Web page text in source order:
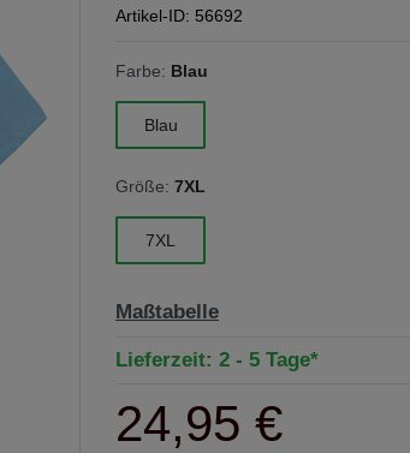
Artikel-ID: 56692
Farbe: Blau
Blau
Größe: 7XL
7XL
Maßtabelle
Lieferzeit: 2 - 5 Tage*
24,95 €